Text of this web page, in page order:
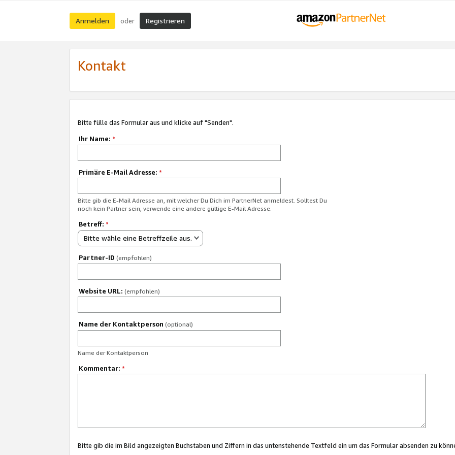
Anmelden oder Registrieren
Kontakt
Bitte fülle das Formular aus und klicke auf "Senden".
Ihr Name: *
Primäre E-Mail Adresse: *
Bitte gib die E-Mail Adresse an, mit welcher Du Dich im PartnerNet anmeldest. Solltest Du
noch kein Partner sein, verwende eine andere gültige E-Mail Adresse.
Betreff: *
Bitte wähle eine Betreffzeile aus.
Partner-ID (empfohlen)
Website URL: (empfohlen)
Name der Kontaktperson (optional)
Name der Kontaktperson
Kommentar: *
Bitte gib die im Bild angezeigten Buchstaben und Ziffern in das untenstehende Textfeld ein um das Formular absenden zu